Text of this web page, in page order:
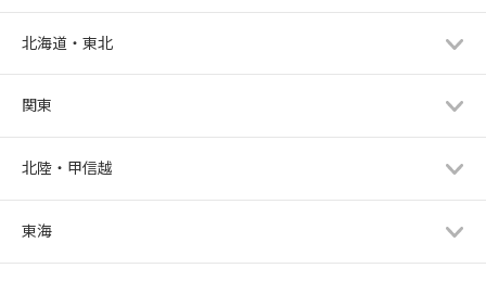
北海道・東北
関東
北陸・甲信越
東海